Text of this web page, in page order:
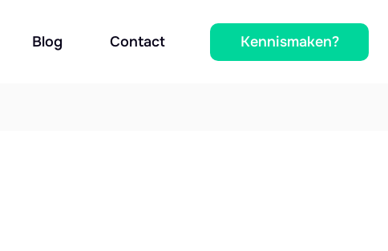
Blog Contact Kennismaken?